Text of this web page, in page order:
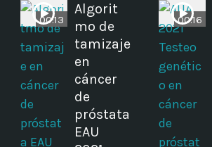
00:13
Algorit
mo de
tamizaje
en
cáncer
de
próstata
EAU
00:16